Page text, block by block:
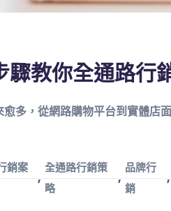
教你全通路行
多，從網路購物平台到實體店
銷案
,
全通路行銷策
略
,
品牌行
銷
,